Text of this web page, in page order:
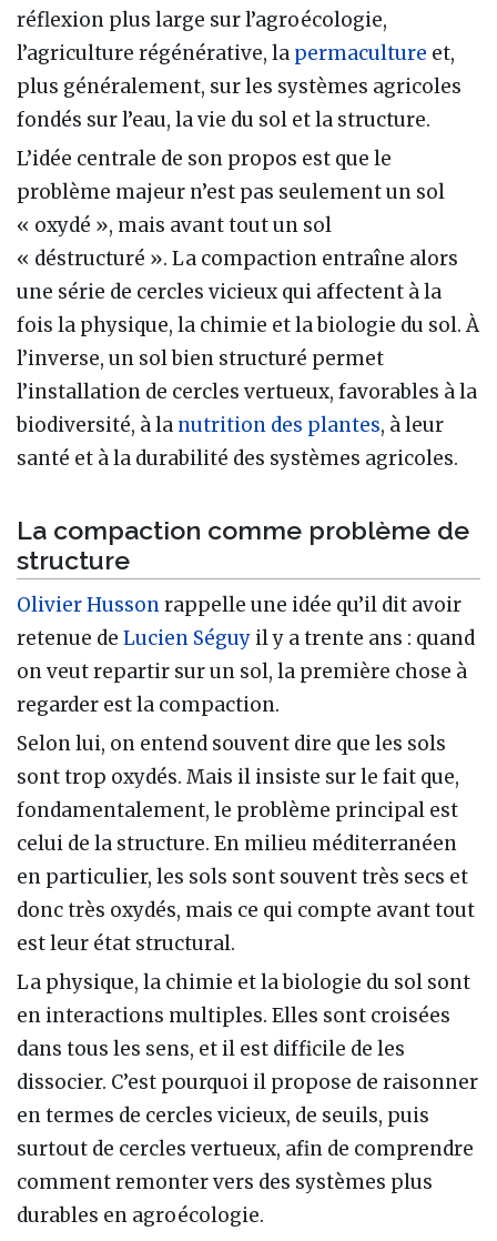
réflexion plus large sur l’agroécologie,
l’agriculture régénérative, la permaculture et,
plus généralement, sur les systèmes agricoles
fondés sur l’eau, la vie du sol et la structure.
L’idée centrale de son propos est que le
problème majeur n’est pas seulement un sol
« oxydé », mais avant tout un sol
« déstructuré ». La compaction entraîne alors
une série de cercles vicieux qui affectent à la
fois la physique, la chimie et la biologie du sol. À
l’inverse, un sol bien structuré permet
l’installation de cercles vertueux, favorables à la
biodiversité, à la nutrition des plantes, à leur
santé et à la durabilité des systèmes agricoles.
La compaction comme problème de
structure
Olivier Hussonrappelle une idée qu’il dit avoir
retenue de Lucien Séguy il y a trente ans : quand
on veut repartir sur un sol, la première chose à
regarder est la compaction.
Selon lui, on entend souvent dire que les sols
sont trop oxydés. Mais il insiste sur le fait que,
fondamentalement, le problème principal est
celui de la structure. En milieu méditerranéen
en particulier, les sols sont souvent très secs et
donc très oxydés, mais ce qui compte avant tout
est leur état structural.
La physique, la chimie et la biologie du sol sont
en interactions multiples. Elles sont croisées
dans tous les sens, et il est difficile de les
dissocier. C’est pourquoi il propose de raisonner
en termes de cercles vicieux, de seuils, puis
surtout de cercles vertueux, afin de comprendre
comment remonter vers des systèmes plus
durables en agroécologie.